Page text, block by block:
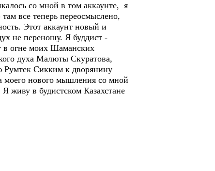
со мной в том аккаунте, я
все теперь переосмыслено,
Этот аккаунт новый и
не переношу. Я буддист -
в огне моих Шаманских
духа Малюты Скуратова,
Румтек Сикким к дворянину
моего нового мышления со мной
живу в будистском Казахстане